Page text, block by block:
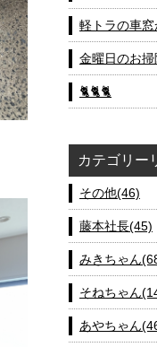
軽トラの車
金曜日のお掃
🐈🐈🐈
カテゴリー
その他(46)
藤本社長(45)
みきちゃん
そねちゃん
あやちゃん